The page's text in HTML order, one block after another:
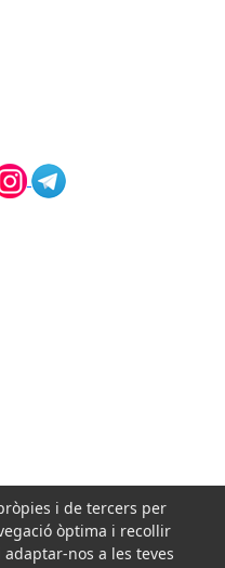
i de tercers per
òptima i recollir
nos a les teves